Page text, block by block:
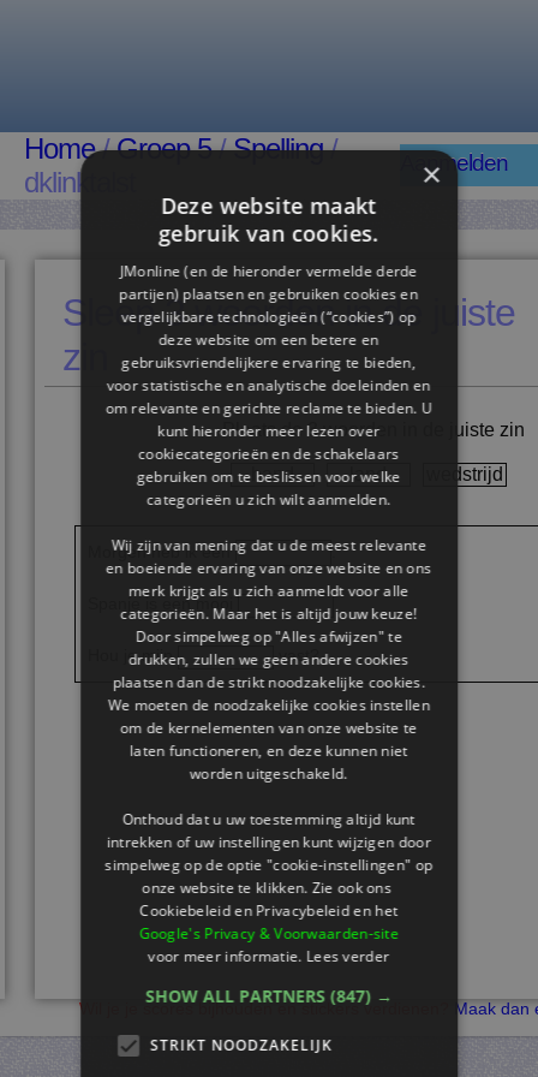
Home/Groep 5/Spelling/
dklinktalst
Aanmelden
Sleep 3 woorden in de juiste
zin
Plaats de 3 woorden in de juiste zin
Morgen heb ik een .
Spanje is een mooi
Hou je mijn vast?
hand land wedstrijd
Wil je je scores bijhouden en stickers verdienen? Maak dan
×
Deze website maakt
gebruik van cookies.
JMonline (en de hieronder vermelde derde
partijen) plaatsen en gebruiken cookies en
vergelijkbare technologieën (“cookies”) op
deze website om een ​​betere en
gebruiksvriendelijkere ervaring te bieden,
voor statistische en analytische doeleinden en
om relevante en gerichte reclame te bieden. U
kunt hieronder meer lezen over
cookiecategorieën en de schakelaars
gebruiken om te beslissen voor welke
categorieën u zich wilt aanmelden.
Wij zijn van mening dat u de meest relevante
en boeiende ervaring van onze website en ons
merk krijgt als u zich aanmeldt voor alle
categorieën. Maar het is altijd jouw keuze!
Door simpelweg op "Alles afwijzen" te
drukken, zullen we geen andere cookies
plaatsen dan de strikt noodzakelijke cookies.
We moeten de noodzakelijke cookies instellen
om de kernelementen van onze website te
laten functioneren, en deze kunnen niet
worden uitgeschakeld.
Onthoud dat u uw toestemming altijd kunt
intrekken of uw instellingen kunt wijzigen door
simpelweg op de optie "cookie-instellingen" op
onze website te klikken. Zie ook ons ​​
Cookiebeleid en Privacybeleid en het
Google's Privacy & Voorwaarden-site
voor meer informatie.Lees verder
SHOW ALL PARTNERS (847) →
STRIKT NOODZAKELIJK